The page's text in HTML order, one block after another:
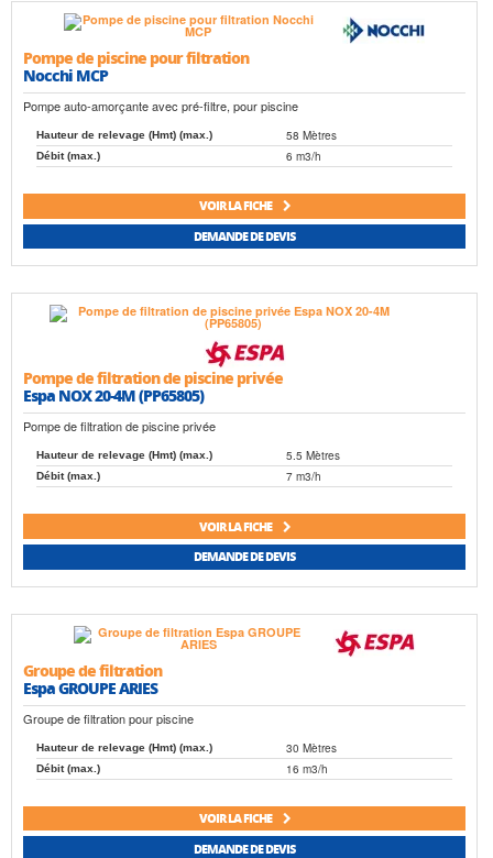
Pompe de piscine pour filtration
Nocchi MCP
Pompe auto-amorçante avec pré-filtre, pour piscine
Hauteur de relevage (Hmt) (max.) 58 Mètres
Débit (max.) 6 m3/h
VOIR LA FICHE
DEMANDE DE DEVIS
Pompe de filtration de piscine privée
Espa NOX 20-4M (PP65805)
Pompe de filtration de piscine privée
Hauteur de relevage (Hmt) (max.) 5.5 Mètres
Débit (max.) 7 m3/h
VOIR LA FICHE
DEMANDE DE DEVIS
Groupe de filtration
Espa GROUPE ARIES
Groupe de filtration pour piscine
Hauteur de relevage (Hmt) (max.) 30 Mètres
Débit (max.) 16 m3/h
VOIR LA FICHE
DEMANDE DE DEVIS